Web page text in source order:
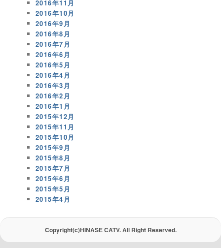
2016年11月
2016年10月
2016年9月
2016年8月
2016年7月
2016年6月
2016年5月
2016年4月
2016年3月
2016年2月
2016年1月
2015年12月
2015年11月
2015年10月
2015年9月
2015年8月
2015年7月
2015年6月
2015年5月
2015年4月
Copyright(c)HINASE CATV. All Right Reserved.